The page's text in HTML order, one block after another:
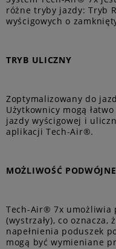
różne tryby jazdy: Tryb
wyścigowych o
TRYB ULICZNY
Zoptymalizowany do
Użytkownicy mogą
jazdy wyścigowej i
aplikacji Tech-Air®.
MOŻLIWOŚĆ
Tech-Air® 7x umożliwia
(wystrzały), co oznacza,
napełnienia poduszek
mogą być wymieniane